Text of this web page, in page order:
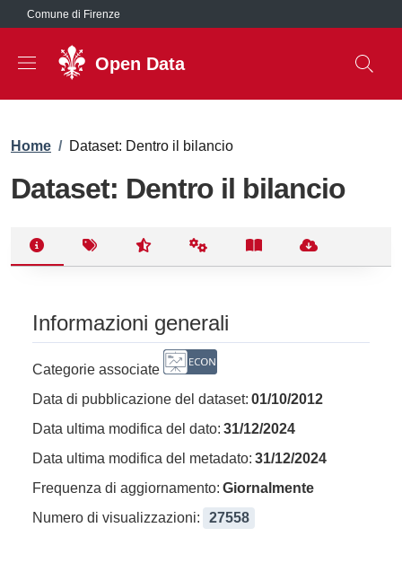
Salta al contenuto principale
Comune di Firenze
Open Data
Briciole di pane
Home / Dataset: Dentro il bilancio
Dataset: Dentro il bilancio
Informazioni generali
Categorie associate
Data di pubblicazione del dataset: 01/10/2012
Data ultima modifica del dato: 31/12/2024
Data ultima modifica del metadato: 31/12/2024
Frequenza di aggiornamento: Giornalmente
Numero di visualizzazioni:
27558